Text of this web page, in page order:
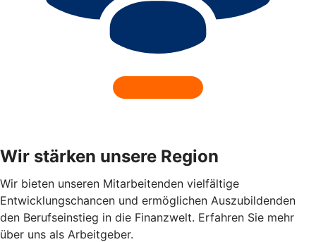
Wir stärken unsere Region
Wir bieten unseren Mitarbeitenden vielfältige
Entwicklungschancen und ermöglichen Auszubildenden
den Berufseinstieg in die Finanzwelt. Erfahren Sie mehr
über uns als Arbeitgeber.